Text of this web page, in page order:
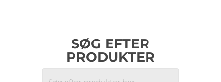
SØG EFTER
PRODUKTER